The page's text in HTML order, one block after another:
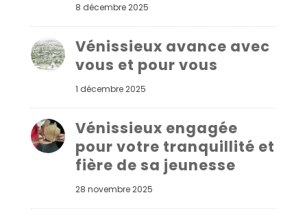
8 décembre 2025
Vénissieux avance avec
vous et pour vous
1 décembre 2025
Vénissieux engagée
pour votre tranquillité et
fière de sa jeunesse
28 novembre 2025